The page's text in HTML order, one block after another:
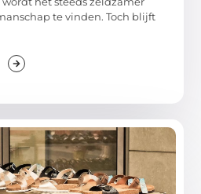
te vinden. Toch blijft